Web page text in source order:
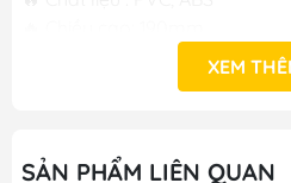
🔥 Phát
-----
XEM
SẢN PHẨM LIÊN QUAN